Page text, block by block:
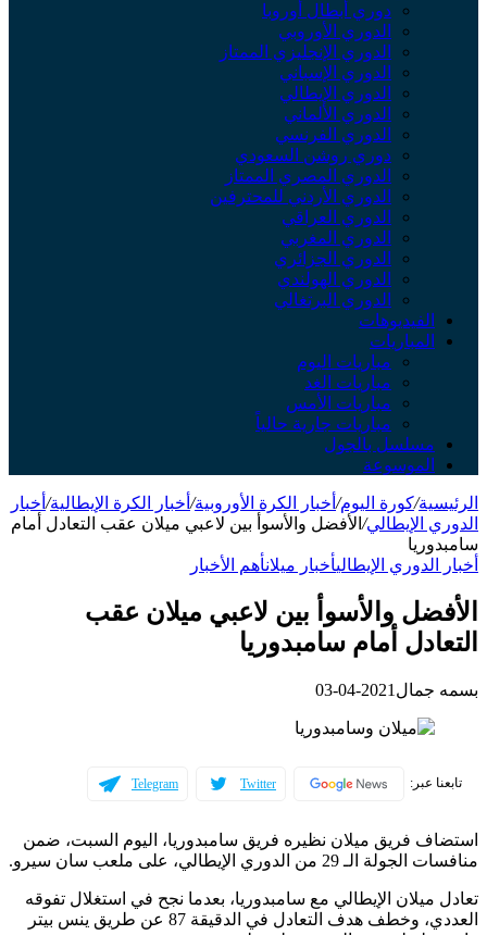
دوري أبطال أوروبا
الدوري الأوروبي
الدوري الإنجليزي الممتاز
الدوري الإسباني
الدوري الإيطالي
الدوري الألماني
الدوري الفرنسي
دوري روشن السعودي
الدوري المصري الممتاز
الدوري الأردني للمحترفين
الدوري العراقي
الدوري المغربي
الدوري الجزائري
الدوري الهولندي
الدوري البرتغالي
الفيديوهات
المباريات
مباريات اليوم
مباريات الغد
مباريات الأمس
مباريات جارية حالياً
مسلسل بالجول
الموسوعة
الرئيسية/كورة اليوم/ أخبار الكرة الأوروبية/ أخبار الكرة الإيطالية/ أخبار
الدوري الإيطالي/ الأفضل والأسوأ بين لاعبي ميلان عقب التعادل أمام
سامبدوريا
أخبار الدوري الإيطاليأخبار ميلانأهم الأخبار
الأفضل والأسوأ بين لاعبي ميلان عقب
التعادل أمام سامبدوريا
بسمه جمال 2021-04-03
تابعنا عبر: Twitter
Telegram
استضاف فريق ميلان نظيره فريق سامبدوريا، اليوم السبت، ضمن
منافسات الجولة الـ 29 من الدوري الإيطالي، على ملعب سان سيرو.
تعادل ميلان الإيطالي مع سامبدوريا، بعدما نجح في استغلال تفوقه
العددي، وخطف هدف التعادل في الدقيقة 87 عن طريق ينس بيتر